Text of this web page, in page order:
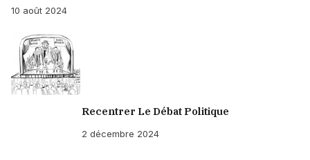
10 août 2024
Recentrer Le Débat Politique
2 décembre 2024